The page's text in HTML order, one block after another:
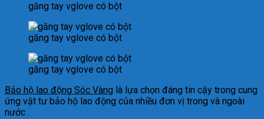
găng tay vglove có bột
găng tay vglove có bột
găng tay vglove có bột
Bảo hộ lao động Sóc Vàng là lựa chọn đáng tin cậy trong cung
ứng vật tư bảo hộ lao động của nhiều đơn vị trong và ngoài
nước .